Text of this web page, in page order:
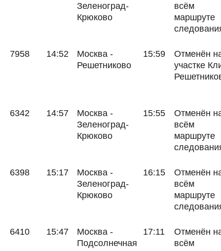
Зеленоград-
Крюково
всём
маршруте
7958 14:52
Москва -
Решетниково
15:59
Отменён
участке
6342 14:57
Москва -
Зеленоград-
Крюково
15:55
Отменён
всём
маршруте
6398 15:17
Москва -
Зеленоград-
Крюково
16:15
Отменён
всём
маршруте
6410 15:47
Москва -
Подсолнечная
17:11
Отменён
всём